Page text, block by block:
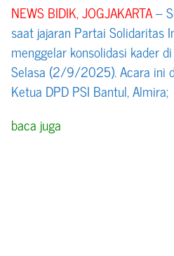
NEWS BIDIK, JOGJAKARTA–
saat jajaran Partai Solidaritas
menggelar konsolidasi kader
Selasa (2/9/2025). Acara ini
Ketua DPD PSI Bantul, Almira;
baca juga